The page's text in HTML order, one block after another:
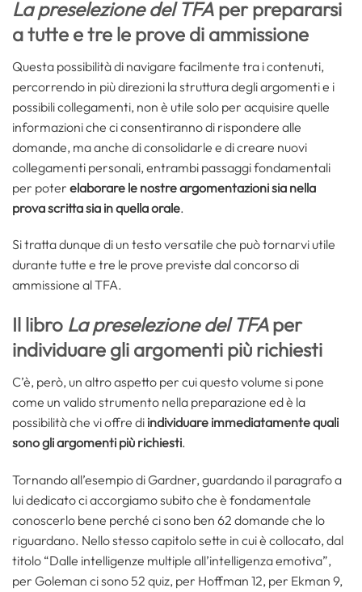
La preselezione del TFA per prepararsi
a tutte e tre le prove di ammissione
Questa possibilità di navigare facilmente tra i contenuti,
percorrendo in più direzioni la struttura degli argomenti e i
possibili collegamenti, non è utile solo per acquisire quelle
informazioni che ci consentiranno di rispondere alle
domande, ma anche di consolidarle e di creare nuovi
collegamenti personali, entrambi passaggi fondamentali
per poter elaborare le nostre argomentazioni sia nella
prova scritta sia in quella orale.
Si tratta dunque di un testo versatile che può tornarvi utile
durante tutte e tre le prove previste dal concorso di
ammissione al TFA.
Il libro La preselezione del TFAper
individuare gli argomenti più richiesti
C’è, però, un altro aspetto per cui questo volume si pone
come un valido strumento nella preparazione ed è la
possibilità che vi offre di individuare immediatamente quali
sono gli argomenti più richiesti.
Tornando all’esempio di Gardner, guardando il paragrafo a
lui dedicato ci accorgiamo subito che è fondamentale
conoscerlo bene perché ci sono ben 62 domande che lo
riguardano. Nello stesso capitolo sette in cui è collocato, dal
titolo “Dalle intelligenze multiple all’intelligenza emotiva”,
per Goleman ci sono 52 quiz, per Hoffman 12, per Ekman 9,